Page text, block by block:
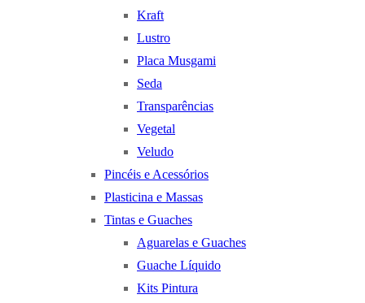
Kraft
Lustro
Placa Musgami
Seda
Transparências
Vegetal
Veludo
Pincéis e Acessórios
Plasticina e Massas
Tintas e Guaches
Aguarelas e Guaches
Guache Líquido
Kits Pintura